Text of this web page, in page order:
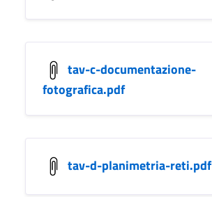
tav-c-documentazione-
fotografica.pdf
tav-d-planimetria-reti.pdf